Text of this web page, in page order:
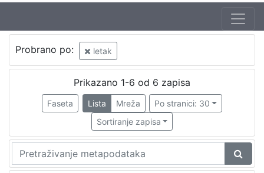
Jezik
hrvatski
Nakladnička
cjelina
Probrano po: letak
Prikazano 1-6 od 6 zapisa
Faseta Lista Mreža
Po stranici: 30
Sortiranje zapisa